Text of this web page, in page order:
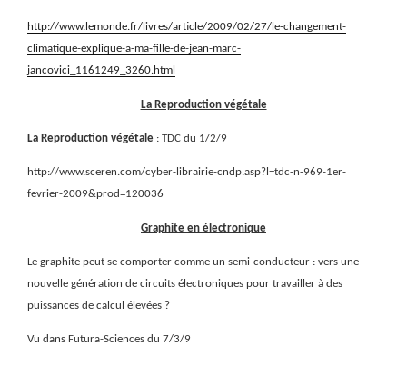
http://www.lemonde.fr/livres/article/2009/02/27/le-changement-
climatique-explique-a-ma-fille-de-jean-marc-
jancovici_1161249_3260.html
La Reproduction végétale
La Reproduction végétale : TDC du 1/2/9
http://www.sceren.com/cyber-librairie-cndp.asp?l=tdc-n-969-1er-
fevrier-2009&prod=120036
Graphite en électronique
Le graphite peut se comporter comme un semi-conducteur : vers une
nouvelle génération de circuits électroniques pour travailler à des
puissances de calcul élevées ?
Vu dans Futura-Sciences du 7/3/9